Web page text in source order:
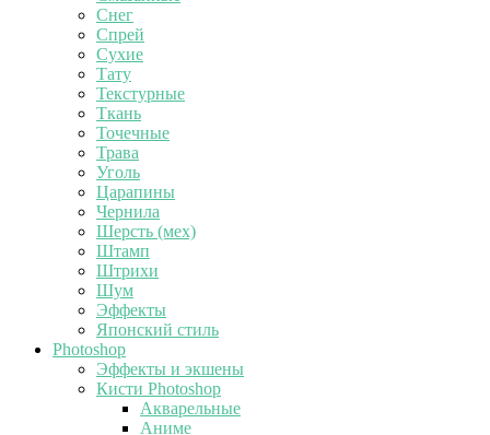
Снег
Спрей
Сухие
Тату
Текстурные
Ткань
Точечные
Трава
Уголь
Царапины
Чернила
Шерсть (мех)
Штамп
Штрихи
Шум
Эффекты
Японский стиль
Photoshop
Эффекты и экшены
Кисти Photoshop
Акварельные
Аниме